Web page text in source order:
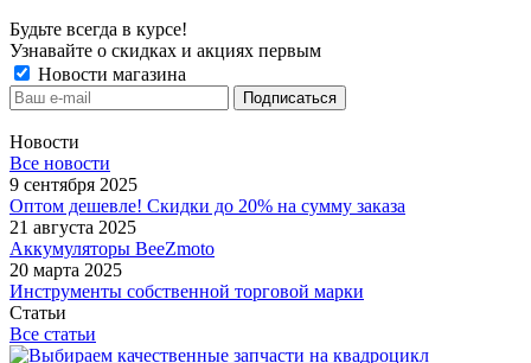
Будьте всегда в курсе!
Узнавайте о скидках и акциях первым
Новости магазина
Новости
Все новости
9 сентября 2025
Оптом дешевле! Скидки до 20% на сумму заказа
21 августа 2025
Аккумуляторы BeeZmoto
20 марта 2025
Инструменты собственной торговой марки
Статьи
Все статьи